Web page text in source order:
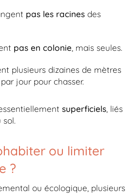
pas les racines des
pas en colonie , mais seules.
plusieurs dizaines de mètres
jour pour chasser.
superficiels , liés
ou limiter
?
ou écologique, plusieurs